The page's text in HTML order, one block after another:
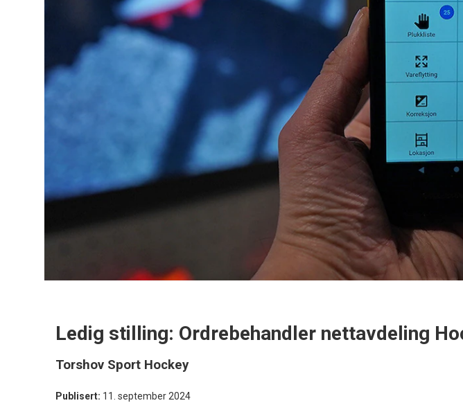
Ledig stilling: Ordrebehandler nettavdeling
Torshov Sport Hockey
Publisert: 11. september 2024